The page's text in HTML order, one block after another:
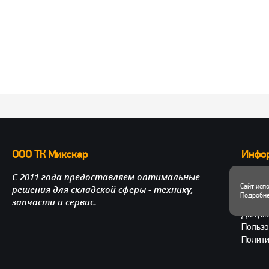
ООО ТК Микскар
С 2011 года предоставляем оптимальные
решения для складской сферы - технику,
запчасти и сервис.
Сайт